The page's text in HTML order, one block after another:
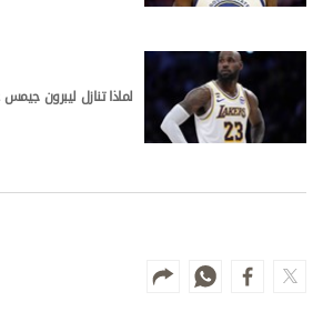
لماذا تنازل ليبرون جيمس عن 93% من